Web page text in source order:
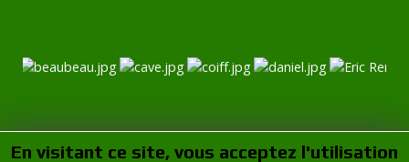
En visitant ce site, vous acceptez l'utilisation